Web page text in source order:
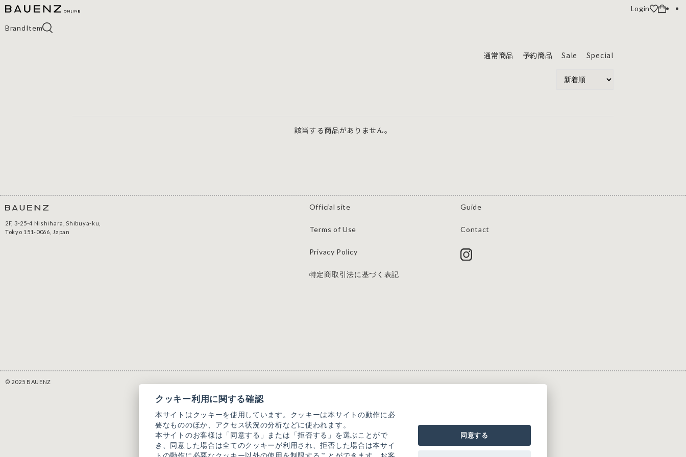
Login
BrandItem
通常商品 予約商品 Sale Special
該当する商品がありません。
2F, 3-25-4 Nishihara, Shibuya-ku,
Tokyo 151-0066, Japan
Official site
Terms of Use
Privacy Policy
特定商取引法に基づく表記
Guide
Contact
© 2025 BAUENZ
クッキー利用に関する確認
本サイトはクッキーを使用しています。クッキーは本サイトの動作に必
要なもののほか、アクセス状況の分析などに使われます。
本サイトのお客様は「同意する」または「拒否する」を選ぶことがで
き、同意した場合は全てのクッキーが利用され、拒否した場合は本サイ
同意する